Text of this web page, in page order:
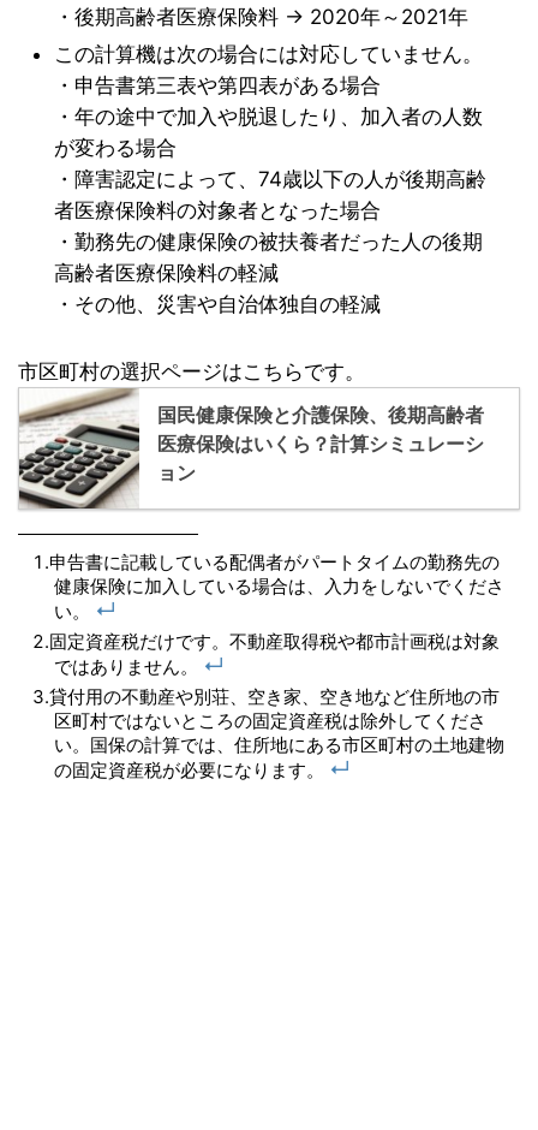
・後期高齢者医療保険料 → 2020年～2021年
この計算機は次の場合には対応していません。
・申告書第三表や第四表がある場合
・年の途中で加入や脱退したり、加入者の人数
が変わる場合
・障害認定によって、74歳以下の人が後期高齢
者医療保険料の対象者となった場合
・勤務先の健康保険の被扶養者だった人の後期
高齢者医療保険料の軽減
・その他、災害や自治体独自の軽減
市区町村の選択ページはこちらです。
国民健康保険と介護保険、後期高齢者
医療保険はいくら？計算シミュレーシ
ョン
申告書に記載している配偶者がパートタイムの勤務先の
健康保険に加入している場合は、入力をしないでくださ
い。
↵
固定資産税だけです。不動産取得税や都市計画税は対象
ではありません。
↵
貸付用の不動産や別荘、空き家、空き地など住所地の市
区町村ではないところの固定資産税は除外してくださ
い。国保の計算では、住所地にある市区町村の土地建物
の固定資産税が必要になります。
↵